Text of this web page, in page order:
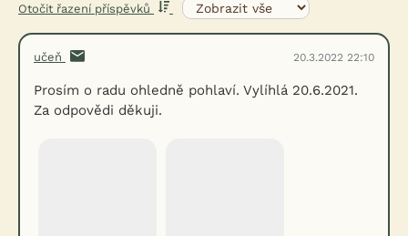
Otočit řazení příspěvků
učeň 20.3.2022 22:10
Prosím o radu ohledně pohlaví. Vylíhlá 20.6.2021.
Za odpovědi děkuji.